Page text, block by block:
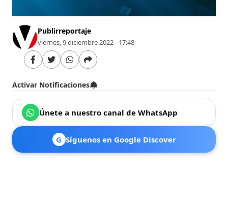
Publirreportaje
viernes, 9 diciembre 2022 - 17:48
Activar Notificaciones
Únete a nuestro canal de WhatsApp
G Síguenos en Google Discover